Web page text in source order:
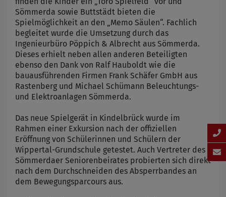
Sömmerda sowie Buttstädt bieten die
Spielmöglichkeit an den „Memo Säulen“. Fachlich
begleitet wurde die Umsetzung durch das
Ingenieurbüro Pöppich & Albrecht aus Sömmerda.
Dieses erhielt neben allen anderen Beteiligten
ebenso den Dank von Ralf Hauboldt wie die
bauausführenden Firmen Frank Schäfer GmbH aus
Rastenberg und Michael Schümann Beleuchtungs-
und Elektroanlagen Sömmerda.
Das neue Spielgerät in Kindelbrück wurde im
Rahmen einer Exkursion nach der offiziellen
Eröffnung von Schülerinnen und Schülern der
Wippertal-Grundschule getestet. Auch Vertreter des
Sömmerdaer Seniorenbeirates probierten sich direkt
nach dem Durchschneiden des Absperrbandes an
dem Bewegungsparcours aus.